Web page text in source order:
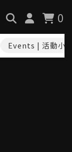
0
Events | 活動小